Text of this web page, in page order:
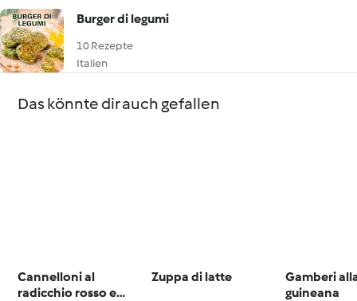
Burger di legumi
10 Rezepte
Italien
Das könnte dir auch gefallen
Cannelloni al
radicchio rosso e
Zuppa di latte
Gamberi
guineana